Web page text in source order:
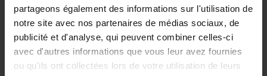
partageons également des informations sur l'utilisation de
notre site avec nos partenaires de médias sociaux, de
publicité et d'analyse, qui peuvent combiner celles-ci
avec d'autres informations que vous leur avez fournies
ou qu'ils ont collectées lors de votre utilisation de leurs
to the form overview
PRODUCT SELECTION